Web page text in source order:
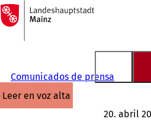
Saltar al contenido
A
la
página
Comunicados de prensa
leer en voz alta
20. abril